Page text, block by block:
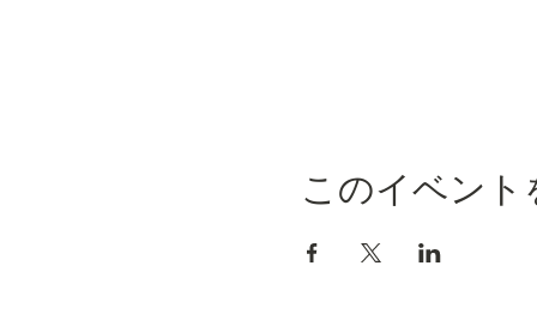
このイベント